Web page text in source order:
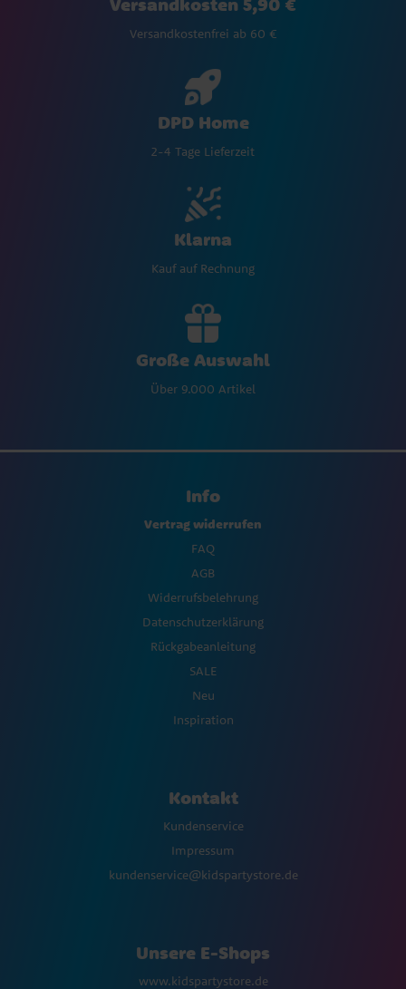
Versandkostenfrei ab 60 €
DPD Home
2-4 Tage Lieferzeit
Klarna
Kauf auf Rechnung
Große Auswahl
Über 9.000 Artikel
Info
Vertrag widerrufen
FAQ
AGB
Widerrufsbelehrung
Datenschutzerklärung
Rückgabeanleitung
SALE
Neu
Inspiration
Kontakt
Kundenservice
Impressum
kundenservice@kidspartystore.de
Unsere E-Shops
www.kidspartystore.de